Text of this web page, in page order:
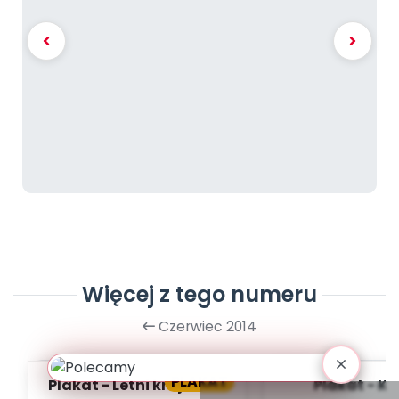
Więcej z tego numeru
Czerwiec 2014
PLAKAT
Plakat - Letni krajobraz
Plakat -